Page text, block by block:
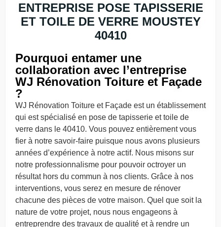
ENTREPRISE POSE TAPISSERIE
ET TOILE DE VERRE MOUSTEY
40410
Pourquoi entamer une
collaboration avec l’entreprise
WJ Rénovation Toiture et Façade
?
WJ Rénovation Toiture et Façade est un établissement
qui est spécialisé en pose de tapisserie et toile de
verre dans le 40410. Vous pouvez entièrement vous
fier à notre savoir-faire puisque nous avons plusieurs
années d’expérience à notre actif. Nous misons sur
notre professionnalisme pour pouvoir octroyer un
résultat hors du commun à nos clients. Grâce à nos
interventions, vous serez en mesure de rénover
chacune des pièces de votre maison. Quel que soit la
nature de votre projet, nous nous engageons à
entreprendre des travaux de qualité et à rendre un